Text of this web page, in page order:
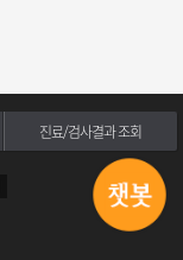
진료/검사결과 조회